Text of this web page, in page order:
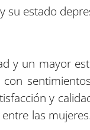
su estado
y un mayor
y
las